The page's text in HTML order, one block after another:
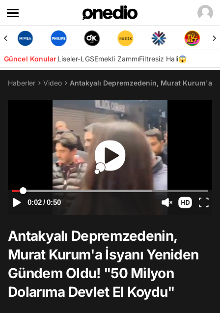
Güncel KonularLiseler-LGSEmekli ZammıFiltresiz Hali😱
Haberler Video Antakyalı Depremzedenin, Murat Kurum'a
0:02/0:50
Antakyalı Depremzedenin,
Murat Kurum'a İsyanı Yeniden
Gündem Oldu! "50 Milyon
Dolarıma Devlet El Koydu"